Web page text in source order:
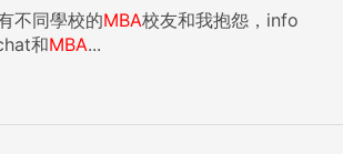
不同學校的MBA校友和我抱怨，info
和MBA...